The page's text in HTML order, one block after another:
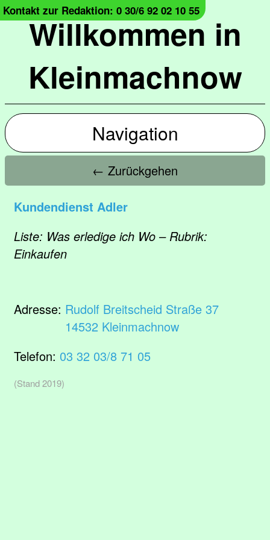
Willkommen in
Kleinmachnow
Kontakt zur Redaktion: 0 30/6 92 02 10 55
Navigation
← Zurückgehen
Kundendienst Adler
Liste: Was erledige ich Wo – Rubrik:
Einkaufen
Adresse: Rudolf Breitscheid Straße 37
14532 Kleinmachnow
Telefon: 03 32 03/8 71 05
(Stand 2019)